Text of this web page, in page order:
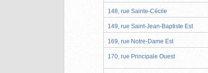
148, rue Sainte-Cécile
149, rue Saint-Jean-Baptiste Est
169, rue Notre-Dame Est
170, rue Principale Ouest